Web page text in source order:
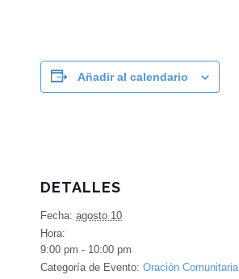
Añadir al calendario
DETALLES
Fecha: agosto 10
Hora:
9:00 pm - 10:00 pm
Categoría de Evento: Oración Comunitaria